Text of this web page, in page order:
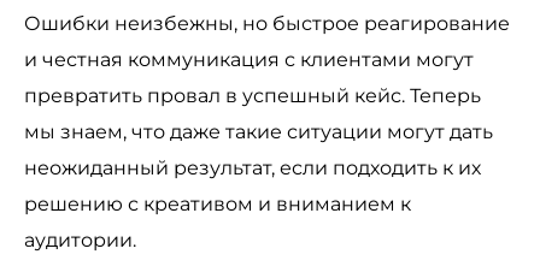
Ошибки неизбежны, но быстрое реагирование
и честная коммуникация с клиентами могут
превратить провал в успешный кейс. Теперь
мы знаем, что даже такие ситуации могут дать
неожиданный результат, если подходить к их
решению с креативом и вниманием к
аудитории.